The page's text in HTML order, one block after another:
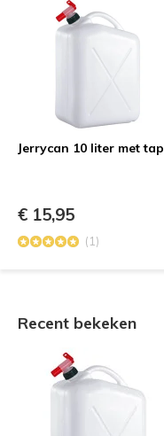
Jerrycan 10 liter met tap
€ 15,95
(1)
Recent bekeken